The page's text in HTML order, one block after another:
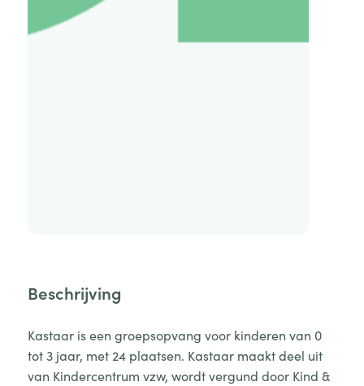
Beschrijving
Kastaar is een groepsopvang voor kinderen van 0
tot 3 jaar, met 24 plaatsen. Kastaar maakt deel uit
van Kindercentrum vzw, wordt vergund door Kind &